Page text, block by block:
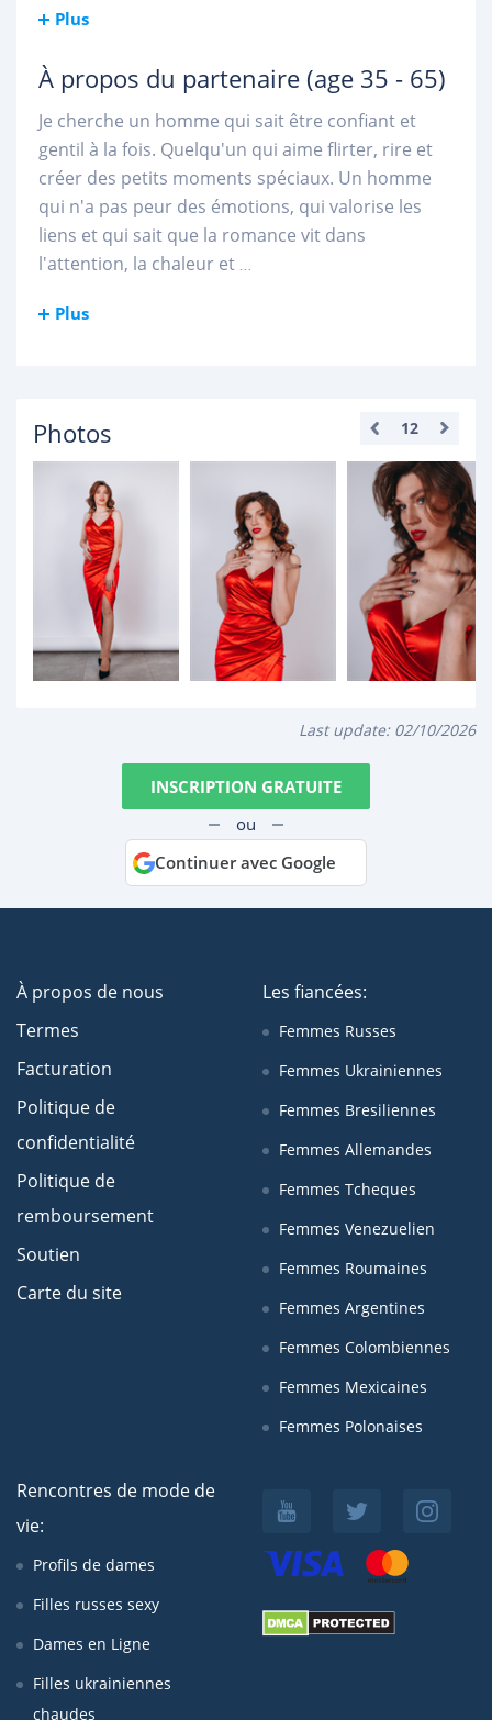
Plus
À propos du partenaire (age 35 - 65)
Je cherche un homme qui sait être confiant et
gentil à la fois. Quelqu'un qui aime flirter, rire et
créer des petits moments spéciaux. Un homme
qui n'a pas peur des émotions, qui valorise les
liens et qui sait que la romance vit dans
l'attention, la chaleur et...
Plus
Photos 12
Last update: 02/10/2026
INSCRIPTION GRATUITE
ou
Continuer avec Google
À propos de nous
Termes
Facturation
Politique de
confidentialité
Politique de
remboursement
Soutien
Carte du site
Les fiancées:
Femmes Russes
Femmes Ukrainiennes
Femmes Bresiliennes
Femmes Allemandes
Femmes Tcheques
Femmes Venezuelien
Femmes Roumaines
Femmes Argentines
Femmes Colombiennes
Femmes Mexicaines
Femmes Polonaises
Rencontres de mode de
vie:
Profils de dames
Filles russes sexy
Dames en Ligne
Filles ukrainiennes
chaudes